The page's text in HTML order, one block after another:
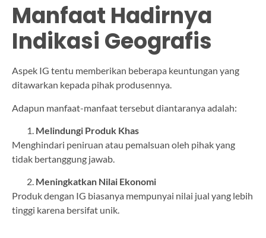
Manfaat Hadirnya
Indikasi Geografis
Aspek IG tentu memberikan beberapa keuntungan yang
ditawarkan kepada pihak produsennya.
Adapun manfaat-manfaat tersebut diantaranya adalah:
Melindungi Produk Khas
Menghindari peniruan atau pemalsuan oleh pihak yang
tidak bertanggung jawab.
Meningkatkan Nilai Ekonomi
Produk dengan IG biasanya mempunyai nilai jual yang lebih
tinggi karena bersifat unik.